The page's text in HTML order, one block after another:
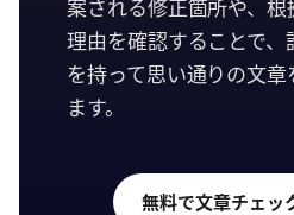
案される修正箇所や、
理由を確認することで
を持って思い通りの文
ます。
無料で文章チェッ